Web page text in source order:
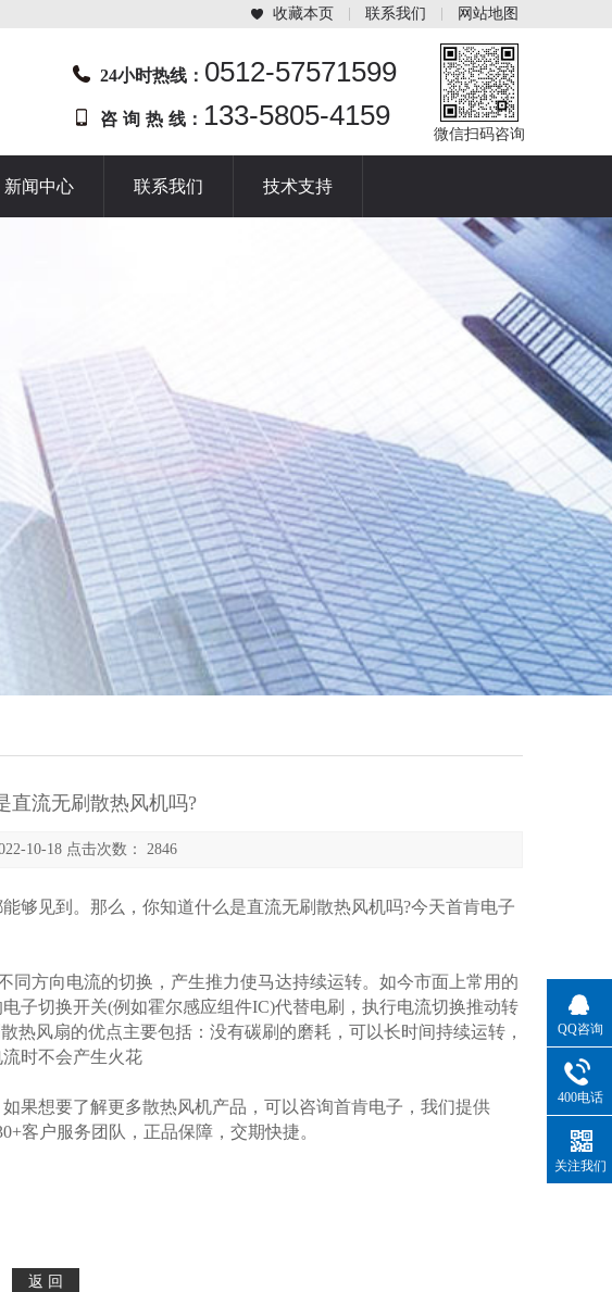
收藏本页 联系我们 网站地图
24小时热线： 0512-57571599
咨 询 热 线： 133-5805-4159
微信扫码咨询
新闻中心 联系我们 技术支持
直流无刷散热风机吗?
10-18 点击次数： 2846
见到。那么，你知道什么是直流无刷散热风机吗?今天首肯电子
方向电流的切换，产生推力使马达持续运转。如今市面上常用的
子切换开关(例如霍尔感应组件IC)代替电刷，执行电流切换推动转
热风扇的优点主要包括：没有碳刷的磨耗，可以长时间持续运转，
时不会产生火花
想要了解更多散热风机产品，可以咨询首肯电子，我们提供
客户服务团队，正品保障，交期快捷。
QQ咨询
400电话
关注我们